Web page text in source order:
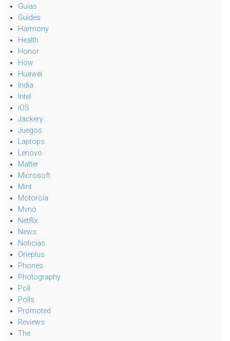
Guias
Guides
Harmony
Health
Honor
How
Huawei
India
Intel
iOS
Jackery
Juegos
Laptops
Lenovo
Matter
Microsoft
Mint
Motorola
Mvno
Netflix
News
Noticias
Oneplus
Phones
Photography
Poll
Polls
Promoted
Reviews
The